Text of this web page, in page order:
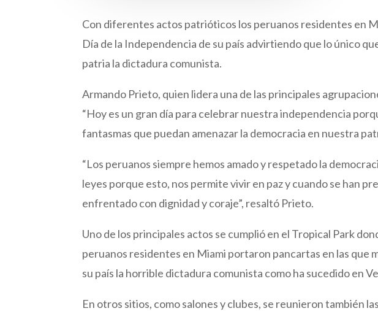
Con diferentes actos patrióticos los peruanos residentes en
Día de la Independencia de su país advirtiendo que lo único
patria la dictadura comunista.
Armando Prieto, quien lidera una de las principales
“Hoy es un gran día para celebrar nuestra independencia
fantasmas que puedan amenazar la democracia en nuestra
“Los peruanos siempre hemos amado y respetado la
leyes porque esto, nos permite vivir en paz y cuando se han
enfrentado con dignidad y coraje”, resaltó Prieto.
Uno de los principales actos se cumplió en el Tropical Park
peruanos residentes en Miami portaron pancartas en las que
su país la horrible dictadura comunista como ha sucedido en
En otros sitios, como salones y clubes, se reunieron también